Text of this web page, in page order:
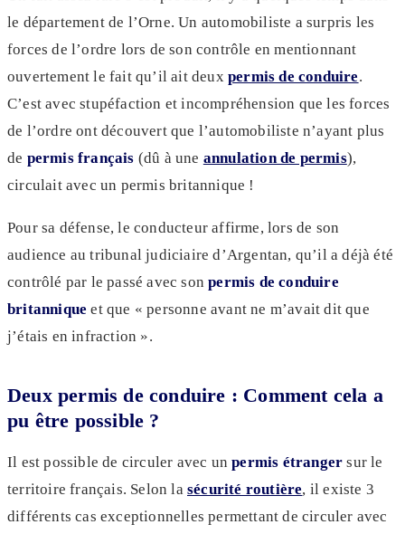
le département de l’Orne. Un automobiliste a surpris les
forces de l’ordre lors de son contrôle en mentionnant
ouvertement le fait qu’il ait deux permis de conduire.
C’est avec stupéfaction et incompréhension que les forces
de l’ordre ont découvert que l’automobiliste n’ayant plus
de permis français (dû à une annulation de permis),
circulait avec un permis britannique !
Pour sa défense, le conducteur affirme, lors de son
audience au tribunal judiciaire d’Argentan, qu’il a déjà été
contrôlé par le passé avec sonpermis de conduire
britannique et que « personne avant ne m’avait dit que
j’étais en infraction ».
Deux permis de conduire : Comment cela a
pu être possible ?
Il est possible de circuler avec unpermis étranger sur le
territoire français. Selon la sécurité routière, il existe 3
différents cas exceptionnelles permettant de circuler avec